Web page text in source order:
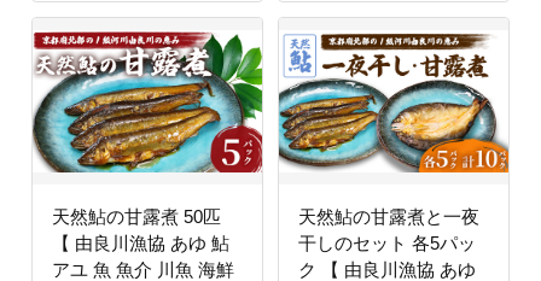
天然鮎の甘露煮 50匹
【 由良川漁協 あゆ 鮎
アユ 魚 魚介 川魚 海鮮
天然鮎の甘露煮と一夜
干しのセット 各5パッ
ク 【 由良川漁協 あゆ